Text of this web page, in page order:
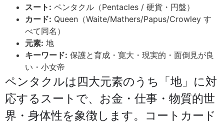
スート: ペンタクル（Pentacles / 硬貨・円盤）
カード: Queen（Waite/Mathers/Papus/Crowley す
べて同名）
元素: 地
キーワード: 保護と育成・寛大・現実的・面倒見が良
い・小女帝
ペンタクルは四大元素のうち「地」に対
応するスートで、お金・仕事・物質的世
界・身体性を象徴します。コートカード